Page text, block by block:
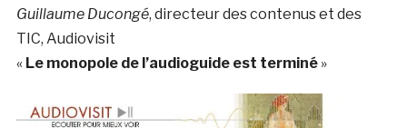
Guillaume Ducongé, directeur des contenus et des
TIC, Audiovisit
« Le monopole de l’audioguide est terminé»